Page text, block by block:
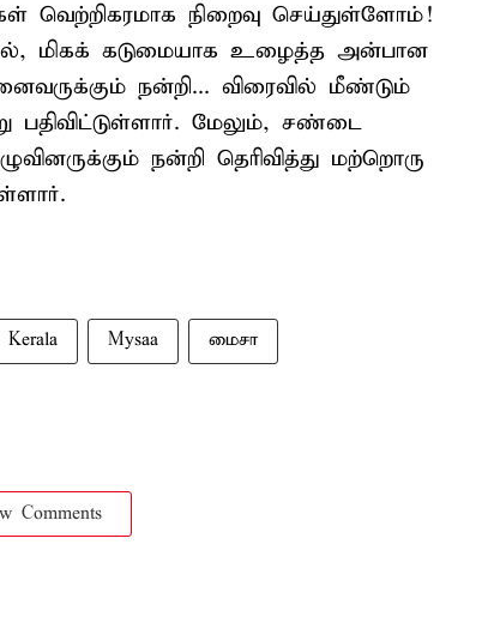
வெற்றிகரமாக நிறைவு செய்துள்ளோம்!
மிகக் கடுமையாக உழைத்த அன்பான
நன்றி... விரைவில் மீண்டும்
பதிவிட்டுள்ளார். மேலும், சண்டை
நன்றி தெரிவித்து மற்றொரு
Kerala Mysaa மைசா
Comments